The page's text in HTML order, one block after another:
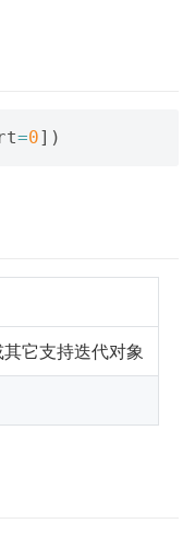
=0])
它支持迭代对象